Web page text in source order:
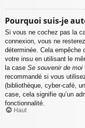
Pourquoi suis-je
Si vous ne cochez pas la
connexion, vous ne
déterminée. Cela empêche
votre insu en utilisant le
la case Se souvenir de moi
recommandé si vous
(bibliothèque, cyber-café,
case, cela signifie qu’un
fonctionnalité.
Haut